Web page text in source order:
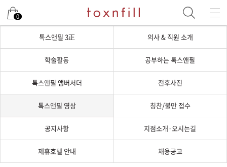
0
톡스앤필 3正 의사 & 직원 소개
학술활동 공부하는 톡스앤필
톡스앤필 앰버서더 전후사진
톡스앤필 영상 칭찬/불만 접수
공지사항 지점소개·오시는길
제휴호텔 안내 채용공고